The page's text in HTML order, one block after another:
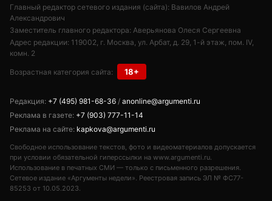
Главный редактор сетевого издания (сайта): Вавилов Андрей
Александрович
Заместитель главного редактора: Аверьянова Олеся Сергеевна
Адрес редакции: 119002, г. Москва, ул. Арбат, д. 29, 1-й этаж, пом. IV,
комн. 2
Возрастная категория сайта: 18+
Редакция: +7 (495) 981-68-36 / anonline@argumenti.ru
Реклама в газете: +7 (903) 777-11-14
Реклама на сайте: kapkova@argumenti.ru
Свободное использование текстов, фото и видеоматериалов допускается
при условии обязательной гиперссылки на www.argumenti.ru.
Использование в печатных СМИ — только с письменного разрешения.
Сетевое издание «Аргументы недели». Реестровая запись ЭЛ № ФС77-
85253 от 10.05.2023.